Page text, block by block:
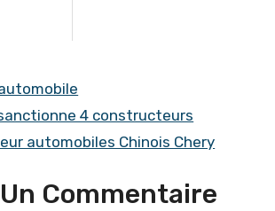
4 constructeurs
automobiles Chinois Chery
Commentaire